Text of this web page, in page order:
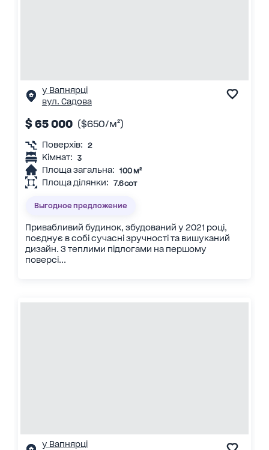
у Вапнярці
вул. Садова
$ 65 000 ($650/м²)
Поверхів: 2
Кімнат: 3
Площа загальна: 100 м²
Площа ділянки: 7.6 сот
Выгодное предложение
Привабливий будинок, збудований у 2021 році,
поєднує в собі сучасні зручності та вишуканий
дизайн. З теплими підлогами на першому
поверсі...
у Вапнярці